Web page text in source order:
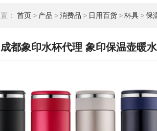
： 首页 > 产品 >消费品 > 日用百货 >杯具 >保
成都象印水杯代理 象印保温壶暖